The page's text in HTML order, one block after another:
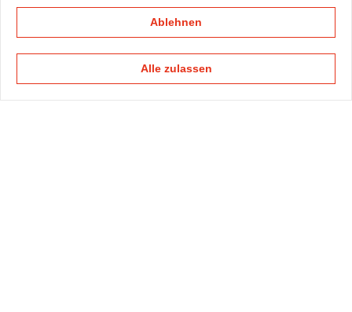
Ablehnen
Alle zulassen